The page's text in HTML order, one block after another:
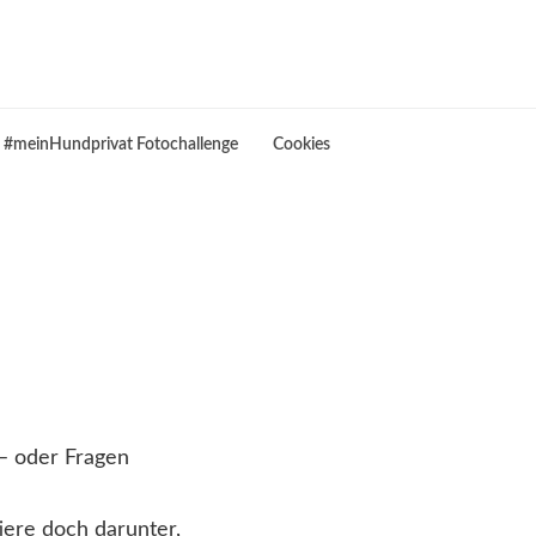
#meinHundprivat Fotochallenge Cookies
oder Fragen
doch darunter,